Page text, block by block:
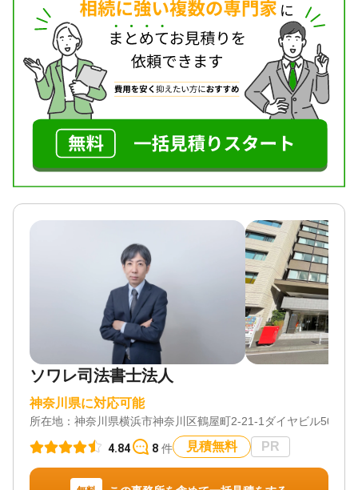
棄 / 成年後見 / 相続手続き / 銀行手続き / 戸籍収集 /
相続人調査 / 生前贈与（不動産名義変更）
対応体制
電話相談可 / 訪問可 / 女性スタッフ対応可 / 土日相談
可 / 初回相談無料 / 18時以降相談可 / 事務所面談可
ソワレ司法書士法人
神奈川県に対応可能
所在地： 神奈川県横浜市神奈川区鶴屋町2-21-1ダイヤビル504
4.84 8 件 見積無料 PR